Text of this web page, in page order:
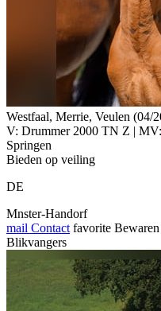
Westfaal, Merrie, Veulen (04/
V: Drummer 2000 TN Z |
Springen
Bieden op veiling
DE
Mnster-Handorf
mail Contact favorite Bewaren
Blikvangers